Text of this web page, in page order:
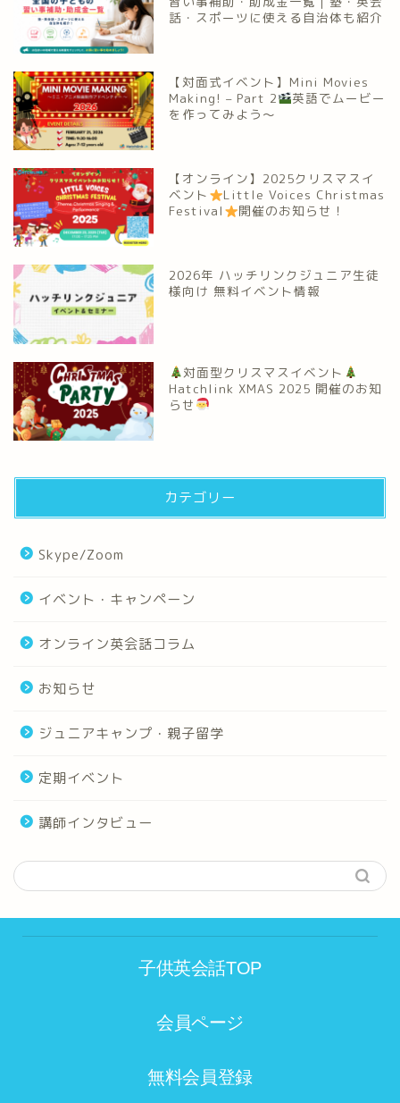
話・スポーツに使える自治体も紹介
【対面式イベント】Mini Movies
Making! – Part 2
英語でムービー
を作ってみよう～
【オンライン】2025クリスマスイ
ベント
Little Voices Christmas
Festival
開催のお知らせ！
2026年 ハッチリンクジュニア生徒
様向け 無料イベント情報
対面型クリスマスイベント
Hatchlink XMAS 2025 開催のお知
らせ
カテゴリー
Skype/Zoom
イベント・キャンペーン
オンライン英会話コラム
お知らせ
ジュニアキャンプ・親子留学
定期イベント
講師インタビュー
子供英会話TOP
会員ページ
無料会員登録